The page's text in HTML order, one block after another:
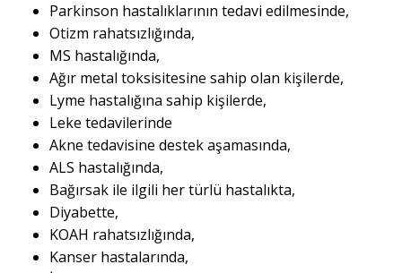
Parkinson hastalıklarının tedavi edilmesinde,
Otizm rahatsızlığında,
MS hastalığında,
Ağır metal toksisitesine sahip olan kişilerde,
Lyme hastalığına sahip kişilerde,
Leke tedavilerinde
Akne tedavisine destek aşamasında,
ALS hastalığında,
Bağırsak ile ilgili her türlü hastalıkta,
Diyabette,
KOAH rahatsızlığında,
Kanser hastalarında,